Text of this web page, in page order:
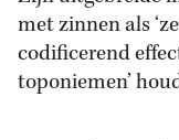
met zinnen als
codificerend
toponiemen’